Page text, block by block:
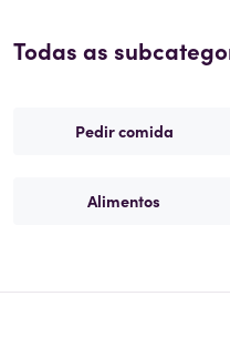
Todas as
Pedir comida
Alimentos